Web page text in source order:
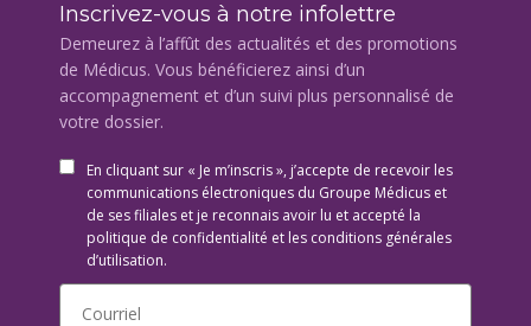
Inscrivez-vous à notre infolettre
Demeurez à l’affût des actualités et des promotions
de Médicus. Vous bénéficierez ainsi d’un
accompagnement et d’un suivi plus personnalisé de
votre dossier.
En cliquant sur « Je m’inscris », j’accepte de recevoir les
communications électroniques du Groupe Médicus et
de ses filiales et je reconnais avoir lu et accepté la
politique de confidentialité et les conditions générales
d’utilisation.